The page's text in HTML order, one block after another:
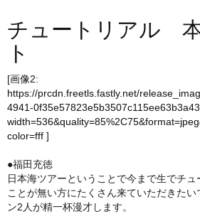
チュートリアル
ト
[画像2:
https://prcdn.freetls.fastly.net/
4941-
color=fff ]
●福田充徳
日本海ツアーということで今まで生でチ
ことが無い方にたくさん来ていただきた
ン2人が精一杯漫才します。